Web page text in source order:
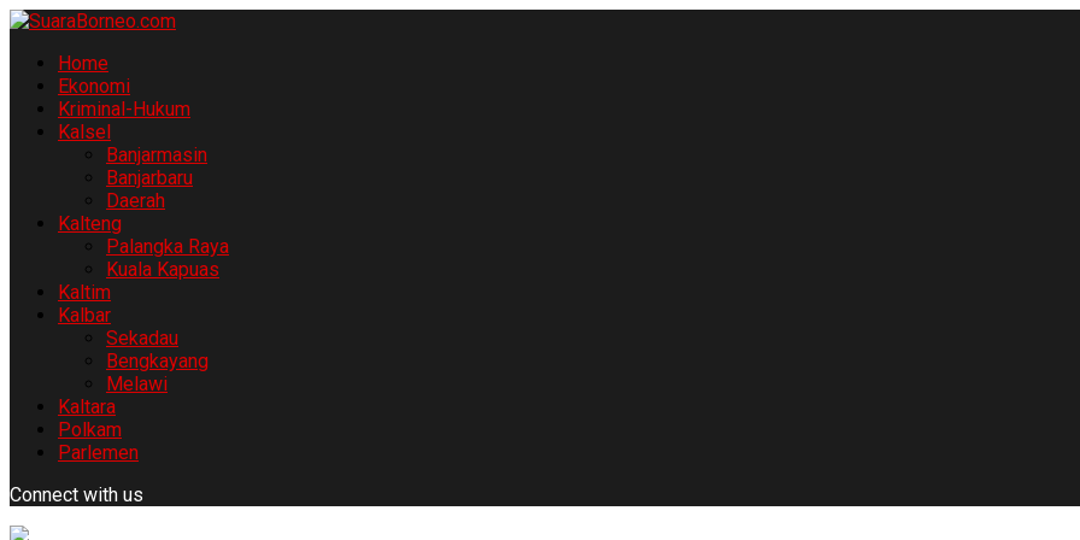
Home
Ekonomi
Kriminal-Hukum
Kalsel
Banjarmasin
Banjarbaru
Daerah
Kalteng
Palangka Raya
Kuala Kapuas
Kaltim
Kalbar
Sekadau
Bengkayang
Melawi
Kaltara
Polkam
Parlemen
Connect with us